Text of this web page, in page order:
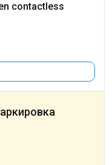
contactless